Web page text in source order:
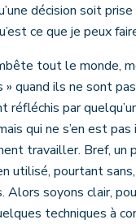
décision soit prise
ce que je peux
tout le monde,
quand ils ne sont
réfléchis par
qui ne s’en est
travailler. Bref, un
utilisé, pourtant sans,
soyons clair,
techniques à